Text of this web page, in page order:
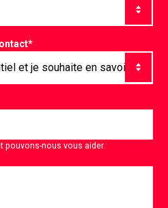
*
pouvons-nous vous aider.